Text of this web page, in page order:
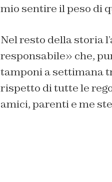
mio sentire il peso di
Nel resto della storia
responsabile» che,
tamponi a settimana
rispetto di tutte le
amici, parenti e me